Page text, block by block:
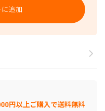
追加
円以上ご購入で送料無料